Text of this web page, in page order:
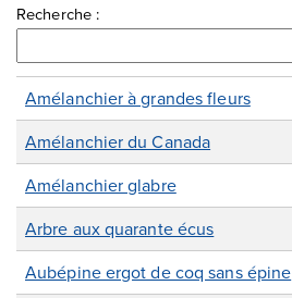
Recherche :
Amélanchier à grandes fleurs
Amélanchier du Canada
Amélanchier glabre
Arbre aux quarante écus
Aubépine ergot de coq sans épine